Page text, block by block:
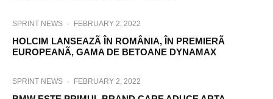
SPRINT NEWS · FEBRUARY 2, 2022
HOLCIM LANSEAZÃ ÎN ROMÂNIA, ÎN PREMIERÃ
EUROPEANÃ, GAMA DE BETOANE DYNAMAX
SPRINT NEWS · FEBRUARY 2, 2022